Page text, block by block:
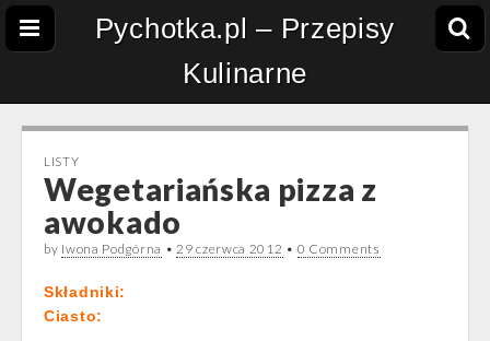
Pychotka.pl – Przepisy
Kulinarne
LISTY
Wegetariańska pizza z
awokado
by Iwona Podgórna •29 czerwca 2012 • 0 Comments
Składniki:
Ciasto: